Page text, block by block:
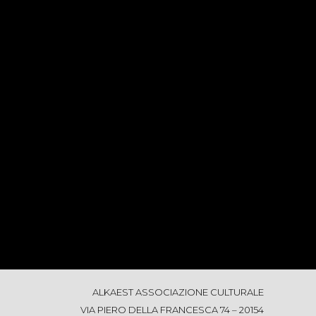
ALKAEST ASSOCIAZIONE CULTURALE
VIA PIERO DELLA FRANCESCA 74 – 20154